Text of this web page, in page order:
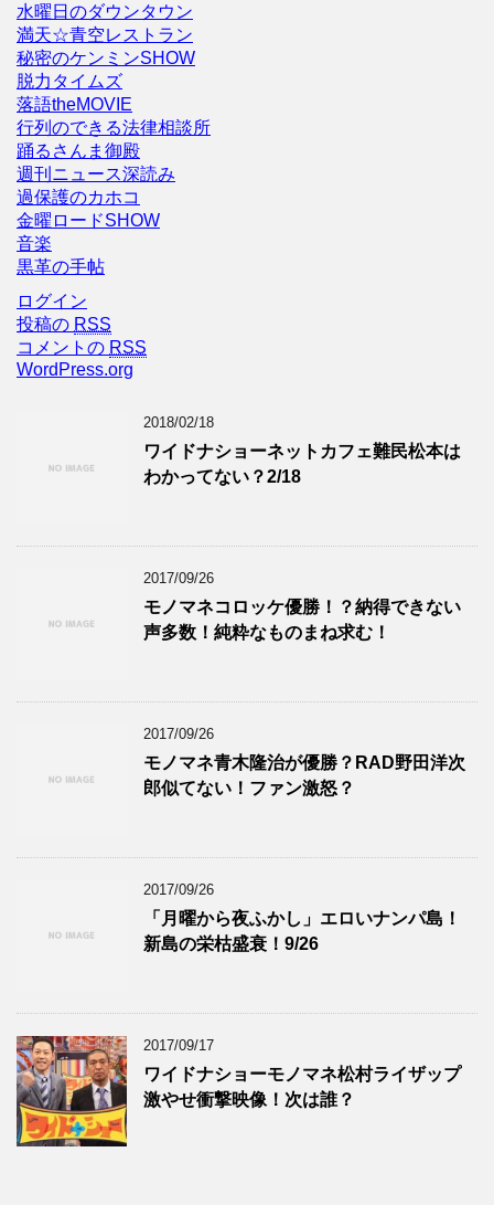
水曜日のダウンタウン
満天☆青空レストラン
秘密のケンミンSHOW
脱力タイムズ
落語theMOVIE
行列のできる法律相談所
踊るさんま御殿
週刊ニュース深読み
過保護のカホコ
金曜ロードSHOW
音楽
黒革の手帖
ログイン
投稿の RSS
コメントの RSS
WordPress.org
2018/02/18
ワイドナショーネットカフェ難民松本は
わかってない？2/18
2017/09/26
モノマネコロッケ優勝！？納得できない
声多数！純粋なものまね求む！
2017/09/26
モノマネ青木隆治が優勝？RAD野田洋次
郎似てない！ファン激怒？
2017/09/26
「月曜から夜ふかし」エロいナンパ島！
新島の栄枯盛衰！9/26
2017/09/17
ワイドナショーモノマネ松村ライザップ
激やせ衝撃映像！次は誰？